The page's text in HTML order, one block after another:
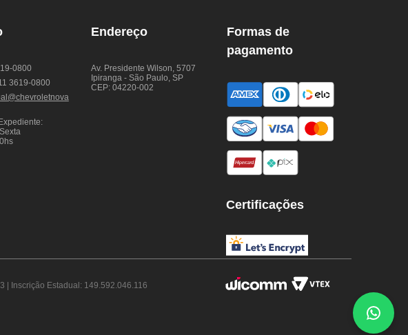
0800
3619-0800
Endereço
Av. Presidente Wilson, 5707
Ipiranga - São Paulo, SP
CEP: 04220-002
Formas de
pagamento
Certificações
| Inscrição Estadual: 149.592.046.116